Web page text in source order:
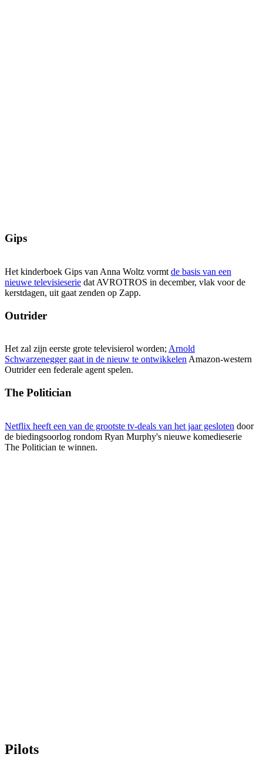
Gips
Het kinderboek Gips van Anna Woltz vormt de basis van een
nieuwe televisieserie dat AVROTROS in december, vlak voor de
kerstdagen, uit gaat zenden op Zapp.
Outrider
Het zal zijn eerste grote televisierol worden; Arnold
Schwarzenegger gaat in de nieuw te ontwikkelen Amazon-western
Outrider een federale agent spelen.
The Politician
Netflix heeft een van de grootste tv-deals van het jaar gesloten door
de biedingsoorlog rondom Ryan Murphy's nieuwe komedieserie
The Politician te winnen.
Pilots